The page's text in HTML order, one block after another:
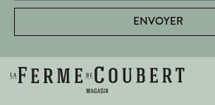
ENVOYER